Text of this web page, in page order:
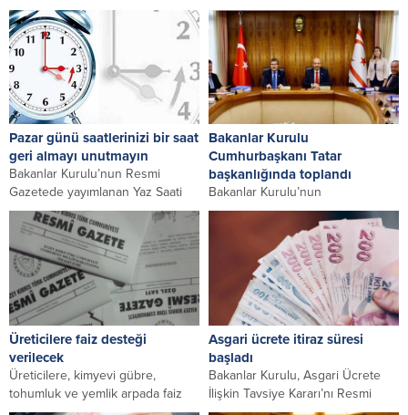
amacıyla, Maliye Bakanlığı’nı 1
milyar TL...
Güvenliği Yasası’nın 44’üncü
maddesinin verdiği yetkiye
dayanarak hazırladığı “İnşaat
İşlerinde...
Pazar günü saatlerinizi bir saat
geri almayı unutmayın
Bakanlar Kurulu’nun Resmi
Gazetede yayımlanan Yaz Saati
Emirnamesine göre 31 Mart’ta
başlatılan yaz saati uygulaması,...
Bakanlar Kurulu
Cumhurbaşkanı Tatar
başkanlığında toplandı
Bakanlar Kurulu’nun
Başbakanlık’ta Cumhurbaşkanı
Ersin Tatar başkanlığında
toplandığı öğrenildi. Bakanlar
Kurulu’nun Cumhurbaşkanı Ersin
Tatar başkanlığında toplandığı
öğrenildi.
Üreticilere faiz desteği
verilecek
Üreticilere, kimyevi gübre,
tohumluk ve yemlik arpada faiz
desteği veriliyor. Bakanlar
Asgari ücrete itiraz süresi
başladı
Bakanlar Kurulu, Asgari Ücrete
İlişkin Tavsiye Kararı’nı Resmi
Gazete’de ilan ederek 10 günlük